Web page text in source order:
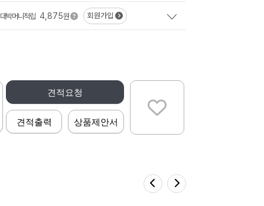
대박머니적립 4,875원 회원가입
견적요청
견적출력 상품제안서